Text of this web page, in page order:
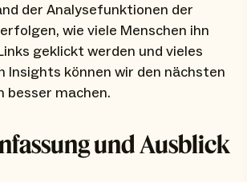
der Analysefunktionen der
wie viele Menschen ihn
geklickt werden und vieles
Insights können wir den nächsten
besser machen.
und Ausblick